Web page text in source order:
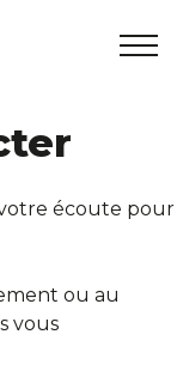
info@cmproperties.be
écoute pour
ou au
vous